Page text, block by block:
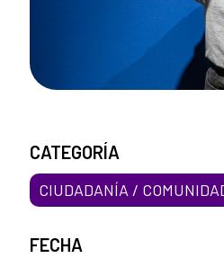
CATEGORÍA
CIUDADANÍA /
FECHA